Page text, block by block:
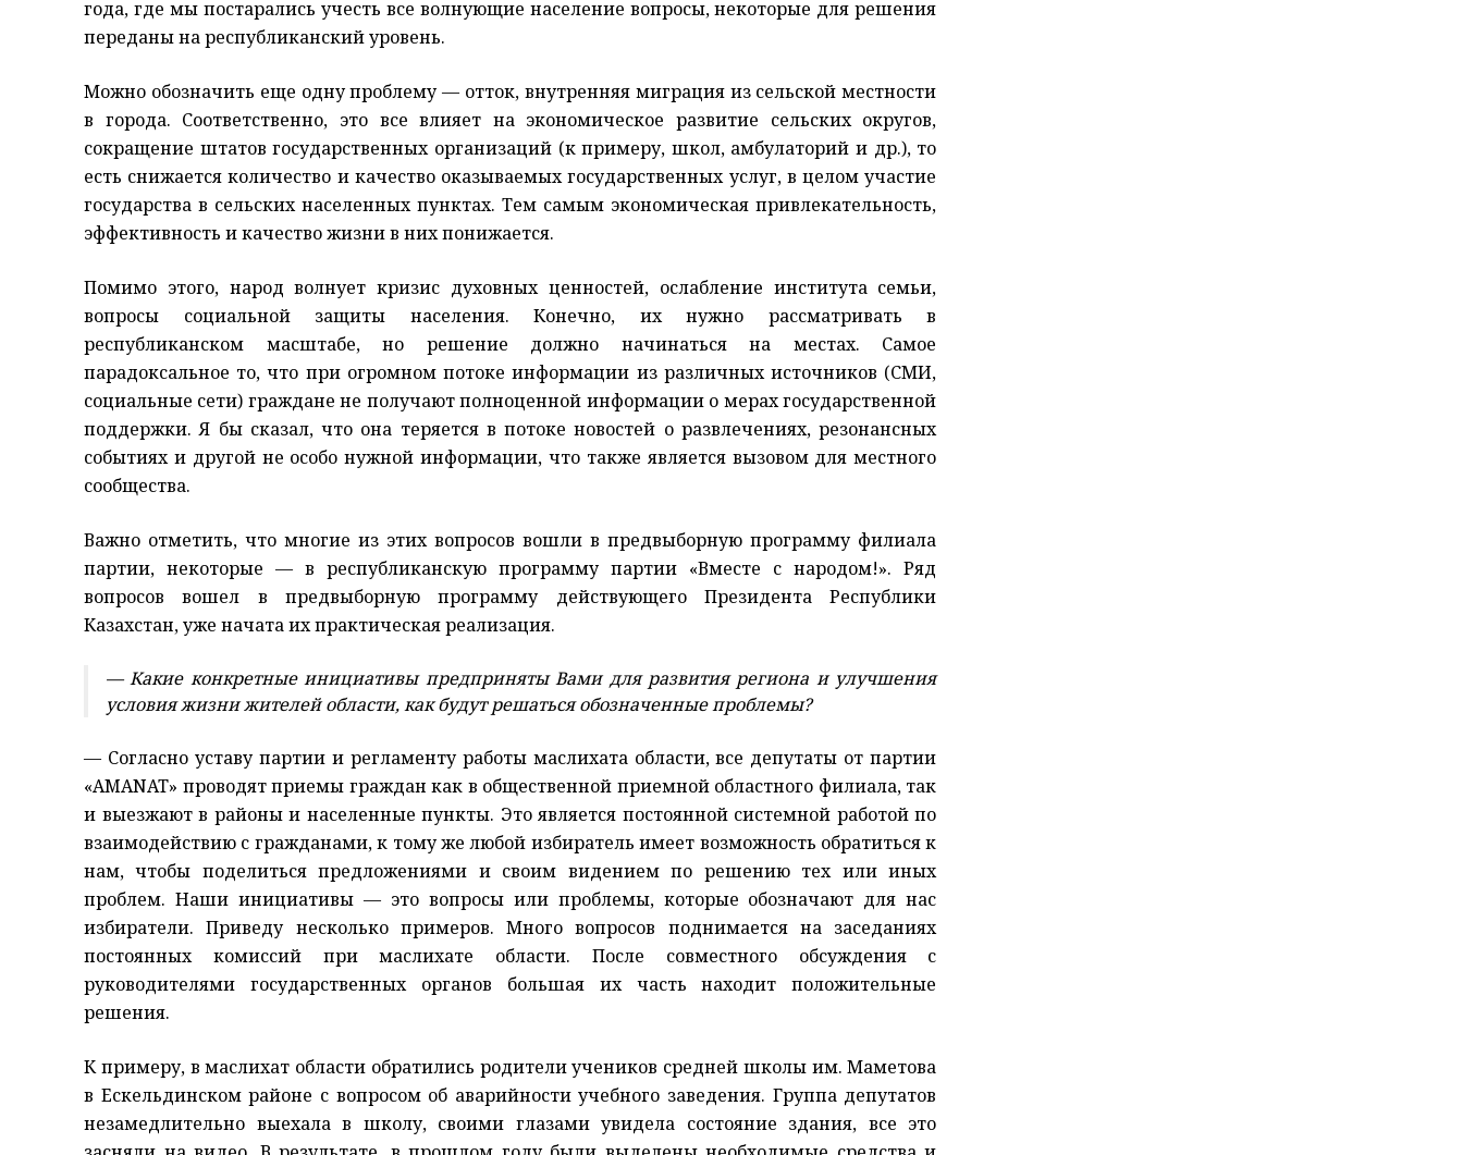
года, где мы постарались учесть все волнующие население вопросы, некоторые для решения
переданы на республиканский уровень.
Можно обозначить еще одну проблему — отток, внутренняя миграция из сельской местности
в города. Соответственно, это все влияет на экономическое развитие сельских округов,
сокращение штатов государственных организаций (к примеру, школ, амбулаторий и др.), то
есть снижается количество и качество оказываемых государственных услуг, в целом участие
государства в сельских населенных пунктах. Тем самым экономическая привлекательность,
эффективность и качество жизни в них понижается.
Помимо этого, народ волнует кризис духовных ценностей, ослабление института семьи,
вопросы социальной защиты населения. Конечно, их нужно рассматривать в
республиканском масштабе, но решение должно начинаться на местах. Самое
парадоксальное то, что при огромном потоке информации из различных источников (СМИ,
социальные сети) граждане не получают полноценной информации о мерах государственной
поддержки. Я бы сказал, что она теряется в потоке новостей о развлечениях, резонансных
событиях и другой не особо нужной информации, что также является вызовом для местного
сообщества.
Важно отметить, что многие из этих вопросов вошли в предвыборную программу филиала
партии, некоторые — в республиканскую программу партии «Вместе с народом!». Ряд
вопросов вошел в предвыборную программу действующего Президента Республики
Казахстан, уже начата их практическая реализация.
— Какие конкретные инициативы предприняты Вами для развития региона и улучшения
условия жизни жителей области, как будут решаться обозначенные проблемы?
— Согласно уставу партии и регламенту работы маслихата области, все депутаты от партии
«AMANAT» проводят приемы граждан как в общественной приемной областного филиала, так
и выезжают в районы и населенные пункты. Это является постоянной системной работой по
взаимодействию с гражданами, к тому же любой избиратель имеет возможность обратиться к
нам, чтобы поделиться предложениями и своим видением по решению тех или иных
проблем. Наши инициативы — это вопросы или проблемы, которые обозначают для нас
избиратели. Приведу несколько примеров. Много вопросов поднимается на заседаниях
постоянных комиссий при маслихате области. После совместного обсуждения с
руководителями государственных органов большая их часть находит положительные
решения.
К примеру, в маслихат области обратились родители учеников средней школы им. Маметова
в Ескельдинском районе с вопросом об аварийности учебного заведения. Группа депутатов
незамедлительно выехала в школу, своими глазами увидела состояние здания, все это